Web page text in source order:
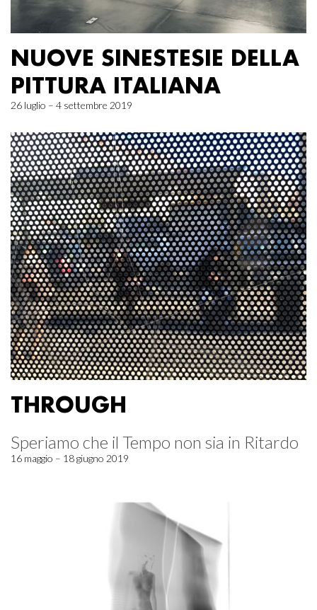
NUOVE SINESTESIE DELLA
PITTURA ITALIANA
26 luglio – 4 settembre 2019
THROUGH
Speriamo che il Tempo non sia in Ritardo
16 maggio – 18 giugno 2019